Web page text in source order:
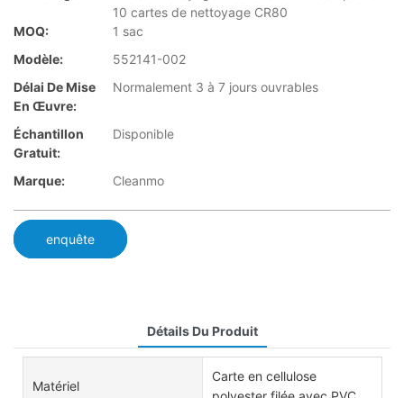
10 cartes de nettoyage CR80
MOQ:
1 sac
Modèle:
552141-002
Délai De Mise
En Œuvre:
Normalement 3 à 7 jours ouvrables
Échantillon
Gratuit:
Disponible
Marque: Cleanmo
enquête
Détails Du Produit
Matériel
Carte en cellulose